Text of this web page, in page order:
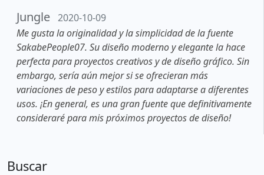
Jungle 2020-10-09
Me gusta la originalidad y la simplicidad de la fuente
SakabePeople07. Su diseño moderno y elegante la hace
perfecta para proyectos creativos y de diseño gráfico. Sin
embargo, sería aún mejor si se ofrecieran más
variaciones de peso y estilos para adaptarse a diferentes
usos. ¡En general, es una gran fuente que definitivamente
consideraré para mis próximos proyectos de diseño!
Buscar